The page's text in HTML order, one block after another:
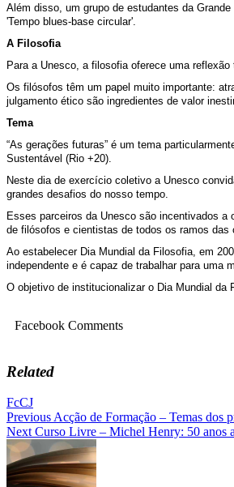
Além disso, um grupo de estudantes da
'Tempo blues-base circular'.
A Filosofia
Para a Unesco, a filosofia oferece uma
Os filósofos têm um papel muito importante:
julgamento ético são ingredientes de valor
Tema
“As gerações futuras” é um tema
Sustentável (Rio +20).
Neste dia de exercício coletivo a Unesco
grandes desafios do nosso tempo.
Esses parceiros da Unesco são incentivados
de filósofos e cientistas de todos os ramos das
Ao estabelecer Dia Mundial da Filosofia, em
independente e é capaz de trabalhar para uma
O objetivo de institucionalizar o Dia Mundial da
Facebook Comments
Related
FcCJ
Navegação
de
artigos
Previous Acção de Formação – Temas dos
Next Curso Livre – Michel Henry: 50 anos